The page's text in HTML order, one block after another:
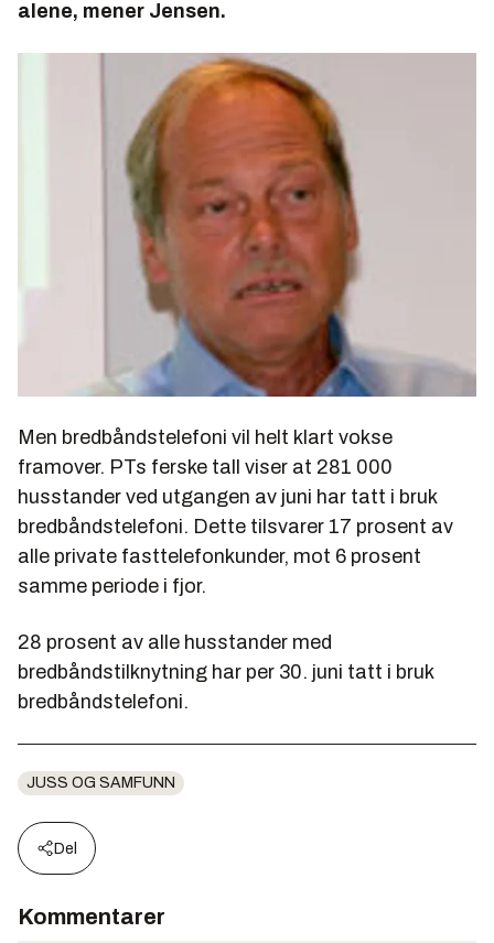
alene, mener Jensen.
Men bredbåndstelefoni vil helt klart vokse
framover. PTs ferske tall viser at 281 000
husstander ved utgangen av juni har tatt i bruk
bredbåndstelefoni. Dette tilsvarer 17 prosent av
alle private fasttelefonkunder, mot 6 prosent
samme periode i fjor.
28 prosent av alle husstander med
bredbåndstilknytning har per 30. juni tatt i bruk
bredbåndstelefoni.
JUSS OG SAMFUNN
Del
Kommentarer